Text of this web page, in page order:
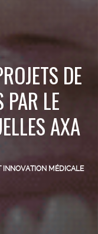
DE
PAR LE
AXA
INNOVATION MÉDICALE